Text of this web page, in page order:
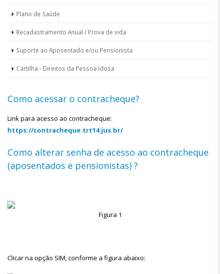
Plano de Saúde
Recadastramento Anual / Prova de vida
Suporte ao Aposentado e/ou Pensionista
Cartilha - Direitos da Pessoa Idosa
Como acessar o contracheque?
Link para acesso ao contracheque:
https://contracheque.trt14.jus.br/
Como alterar senha de acesso ao contracheque
(aposentados e pensionistas) ?
Figura 1
Clicar na opção SIM, conforme a figura abaixo: